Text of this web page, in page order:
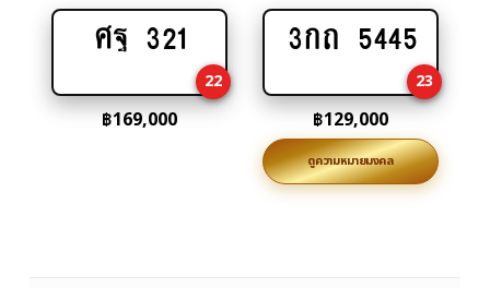
Add
cart
ศฐ 321
22
฿169,000
Add
cart
3กถ 5445
23
฿129,000
ดูความหมายมงคล